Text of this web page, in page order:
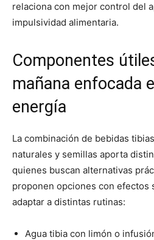
relaciona con mejor control del
impulsividad alimentaria.
Componentes
mañana enfocada
energía
La combinación de bebidas
naturales y semillas aporta
quienes buscan alternativas
proponen opciones con efectos
adaptar a distintas rutinas:
Agua tibia con limón o